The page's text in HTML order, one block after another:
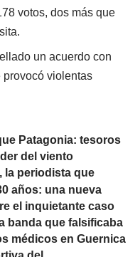
votos, dos más que
un acuerdo con
provocó violentas
Patagonia: tesoros
del viento
la periodista que
años: una nueva
el inquietante caso
banda que falsificaba
médicos en Guernica